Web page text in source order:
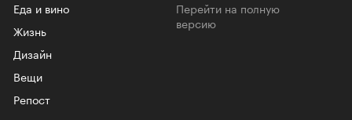
Еда и вино
Жизнь
Дизайн
Вещи
Репост
Перейти на полную
версию